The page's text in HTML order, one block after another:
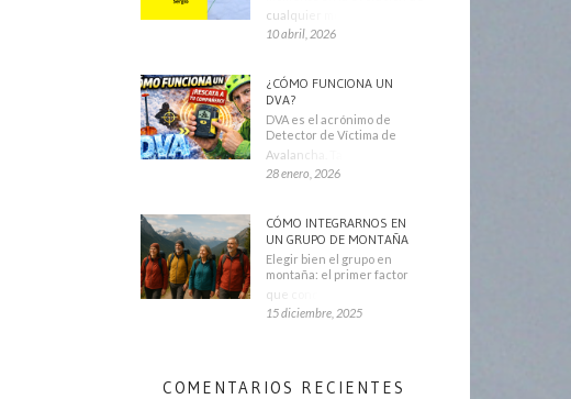
cualquier montañero
10 abril, 2026
¿CÓMO FUNCIONA UN
DVA?
DVA es el acrónimo de
Detector de Víctima de
Avalancha. También se
28 enero, 2026
CÓMO INTEGRARNOS EN
UN GRUPO DE MONTAÑA
Elegir bien el grupo en
montaña: el primer factor
que condiciona tu
15 diciembre, 2025
COMENTARIOS RECIENTES